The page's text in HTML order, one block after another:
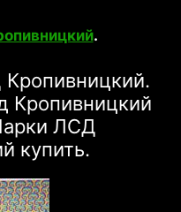
.
Кропивницкий
ЛСД
купить.